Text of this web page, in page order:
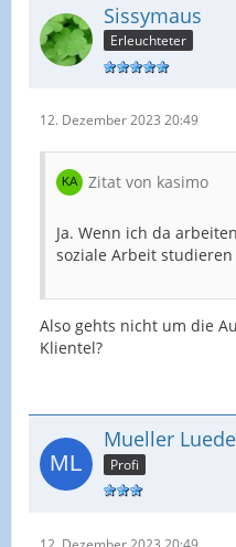
Sissymaus
Erleuchteter
12. Dezember 2023 20:49
Zitat von kasimo
Ja. Wenn ich da
soziale Arbeit studieren
Also gehts nicht um die
Klientel?
Mueller
Profi